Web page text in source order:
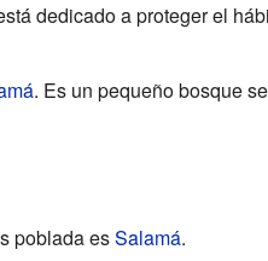
dedicado a proteger el
. Es un pequeño bosque
poblada esSalamá.